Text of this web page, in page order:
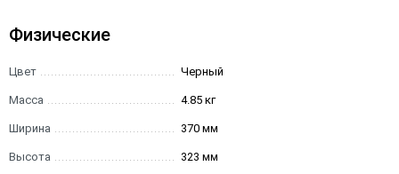
Физические
Цвет Черный
Масса 4.85 кг
Ширина 370 мм
Высота 323 мм